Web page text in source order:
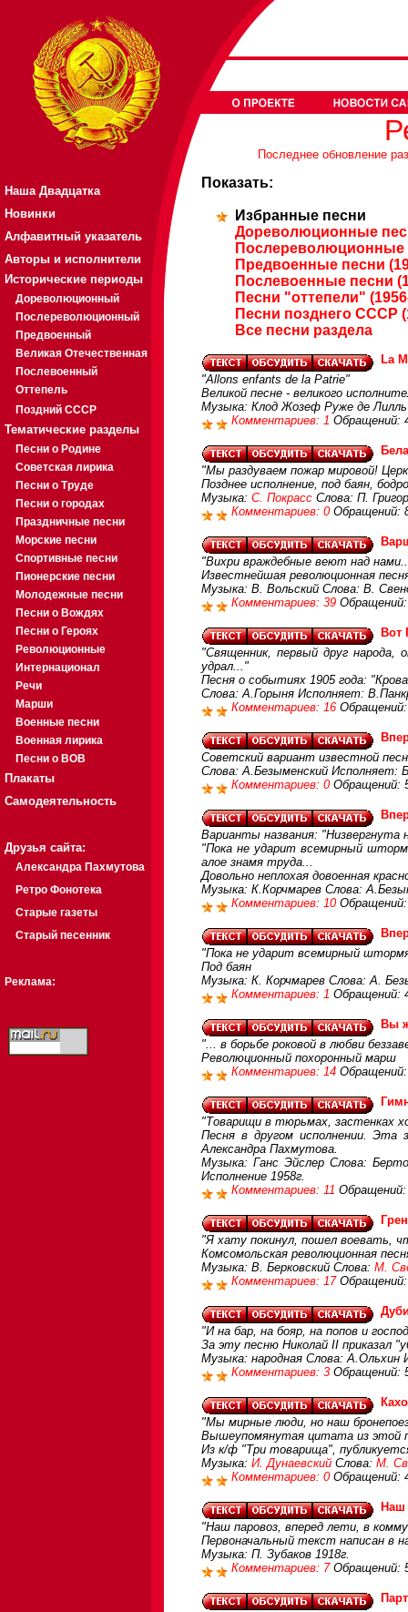
Наша Двадцатка
Новинки
Алфавитный указатель
Авторы и исполнители
Исторические периоды
Дореволюционный
Послереволюционный
Предвоенный
Великая Отечественная
Послевоенный
Оттепель
Поздний СССР
Тематические разделы
Песни о Родине
Советская лирика
Песни о Труде
Песни о городах
Праздничные песни
Морские песни
Спортивные песни
Пионерские песни
Молодежные песни
Песни о Вождях
Песни о Героях
Революционные
Интернационал
Речи
Марши
Военные песни
Военная лирика
Песни о ВОВ
Плакаты
Самодеятельность
Друзья сайта:
Александра Пахмутова
Ретро Фонотека
Старые газеты
Старый песенник
Реклама:
Последнее обновление
Показать:
Избранные песни
Дореволюционные
Послереволюционные
Предвоенные песни
Послевоенные песни
Песни "оттепели"
Песни позднего СССР
Все песни раздела
La
"Allons enfants de la Patrie"
Великой песне - великого
Музыка: Клод Жозеф Руже де
Комментариев: 1 Обращений:
"Мы раздуваем пожар мировой!
Позднее исполнение, под баян,
Музыка: С. Покрасс Слова: П.
Комментариев: 0 Обращений:
"Вихри враждебные веют над
Известнейшая революционная
Музыка: В. Вольский Слова: В.
Комментариев: 39 Обращений:
Вот
"Священник, первый друг народа,
удрал..."
Песня о событиях 1905 года:
Слова: А.Горыня Исполняет:
Комментариев: 16 Обращений:
Советский вариант известной
Слова: А.Безыменский Исполняет:
Комментариев: 0 Обращений:
Варианты названия:
"Пока не ударит всемирный
алое знамя труда...
Довольно неплохая довоенная
Музыка: К.Корчмарев Слова:
Комментариев: 10 Обращений:
"Пока не ударит всемирный
Под баян
Музыка: К. Корчмарев Слова: А.
Комментариев: 1 Обращений:
Вы
"... в борьбе роковой в любви
Революционный похоронный марш
Комментариев: 14 Обращений:
"Товарищи в тюрьмах, застенках
Песня в другом исполнении. Эта
Александра Пахмутова.
Музыка: Ганс Эйслер Слова:
Исполнение 1958г.
Комментариев: 11 Обращений:
"Я хату покинул, пошел воевать,
Комсомольская революционная
Музыка: В. Берковский Слова: М.
Комментариев: 17 Обращений:
"И на бар, на бояр, на попов и
За эту песню Николай II приказал
Музыка: народная Слова:
Комментариев: 3 Обращений:
"Мы мирные люди, но наш
Вышеупомянутая цитата из этой
Из к/ф "Три товарища",
Музыка: И. Дунаевский Слова: М.
Комментариев: 0 Обращений:
Наш
"Наш паровоз, вперед лети, в
Первоначальный текст написан в
Музыка: П. Зубаков 1918г.
Комментариев: 7 Обращений: